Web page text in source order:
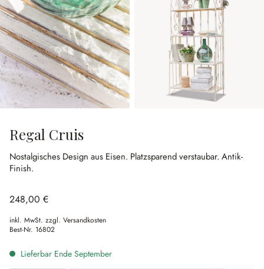
Regal Cruis
Nostalgisches Design aus Eisen. Platzsparend verstaubar. Antik-
Finish.
248,00 €
inkl. MwSt. zzgl. Versandkosten
Best-Nr. 16802
Lieferbar Ende September